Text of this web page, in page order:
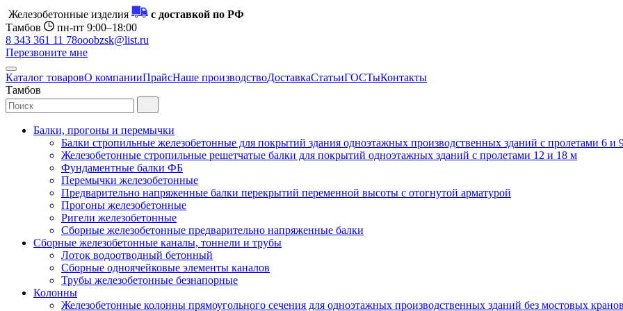
Железобетонные изделия
с доставкой по РФ
Тамбов
пн-пт 9:00–18:00
8 343 361 11 78ooobzsk@list.ru
Перезвоните мне
Каталог товаровО компанииПрайсНаше производствоДоставкаСтатьиГОСТыКонтакты
Тамбов
Балки, прогоны и перемычки
Балки стропильные железобетонные для покрытий здания одноэтажных производственных зданий с пролетами 6
Железобетонные стропильные решетчатые балки для покрытий одноэтажных зданий с пролетами 12 и 18 м
Фундаментные балки ФБ
Перемычки железобетонные
Предварительно напряженные балки перекрытий переменной высоты с отогнутой арматурой
Прогоны железобетонные
Ригели железобетонные
Сборные железобетонные предварительно напряженные балки
Сборные железобетонные каналы, тоннели и трубы
Лоток водоотводный бетонный
Сборные одноячейковые элементы каналов
Трубы железобетонные безнапорные
Колонны
Железобетонные колонны прямоугольного сечения для одноэтажных производственных зданий без мостовых кранов